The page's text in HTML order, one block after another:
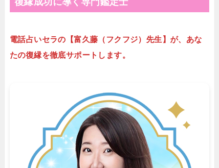
電話占いセラの【富久藤（フクフジ）先生】が、あな
たの復縁を徹底サポートします。